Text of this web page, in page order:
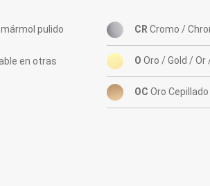
pulido
en otras
CR Cromo /
O Oro / Gold / Or
OC Oro